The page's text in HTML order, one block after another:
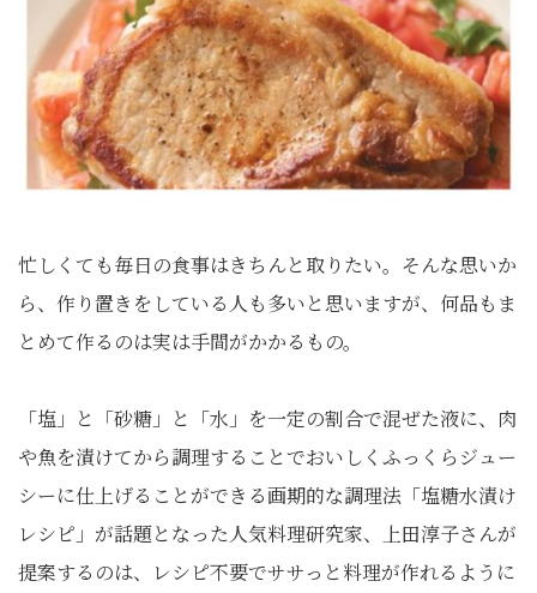
忙しくても毎日の食事はきちんと取りたい。そんな思いか
ら、作り置きをしている人も多いと思いますが、何品もま
とめて作るのは実は手間がかかるもの。
「塩」と「砂糖」と「水」を一定の割合で混ぜた液に、肉
や魚を漬けてから調理することでおいしくふっくらジュー
シーに仕上げることができる画期的な調理法「塩糖水漬け
レシピ」が話題となった人気料理研究家、上田淳子さんが
提案するのは、レシピ不要でササっと料理が作れるように